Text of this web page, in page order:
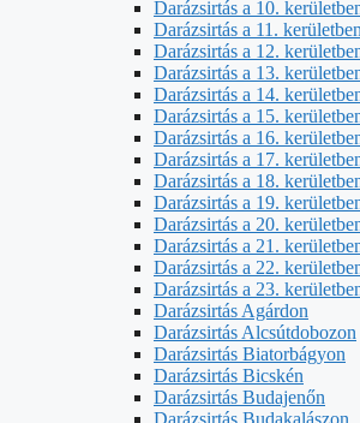
Darázsirtás a 10.
Darázsirtás a 11. kerületben
Darázsirtás a 12.
Darázsirtás a 13.
Darázsirtás a 14.
Darázsirtás a 15.
Darázsirtás a 16.
Darázsirtás a 17.
Darázsirtás a 18.
Darázsirtás a 19.
Darázsirtás a 20.
Darázsirtás a 21.
Darázsirtás a 22.
Darázsirtás a 23.
Darázsirtás Agárdon
Darázsirtás Alcsútdobozon
Darázsirtás Biatorbágyon
Darázsirtás Bicskén
Darázsirtás Budajenőn
Darázsirtás Budakalászon